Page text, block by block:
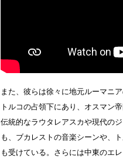
また、彼らは徐々に地元ルーマニ
トルコの占領下にあり、オスマン
伝統的なラウタレアスカや現代の
も、ブカレストの音楽シーンや、
も受けている。さらには中東のエ